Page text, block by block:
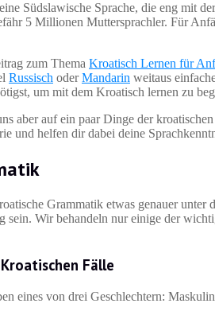
Südslawische Sprache, die eng mit
5 Millionen Muttersprachler. Für
zum Thema Kroatisch Lernen für
Russisch oderMandarin weitaus
um mit dem Kroatisch lernen zu
aber auf ein paar Dinge der
und helfen dir dabei deine
Grammatik etwas genauer
sein. Wir behandeln nur einige der
Fälle
eines von drei Geschlechtern: